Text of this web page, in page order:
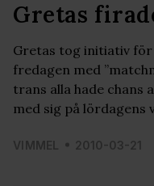
Gretas
Gretas tog initiativ
fredagen med
trans alla hade
med sig på lördagens
VIMMEL 2010-03-21